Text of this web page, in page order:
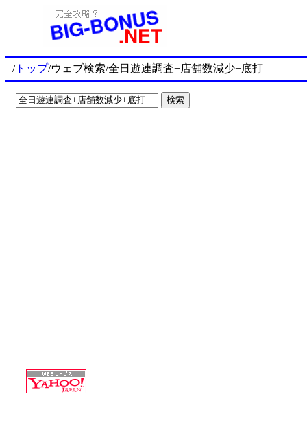
/トップ/ウェブ検索/全日遊連調査+店舗数減少+底打